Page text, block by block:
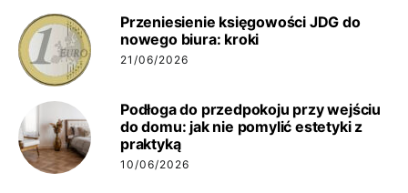
Przeniesienie księgowości JDG do
nowego biura: kroki
21/06/2026
Podłoga do przedpokoju przy wejściu
do domu: jak nie pomylić estetyki z
praktyką
10/06/2026